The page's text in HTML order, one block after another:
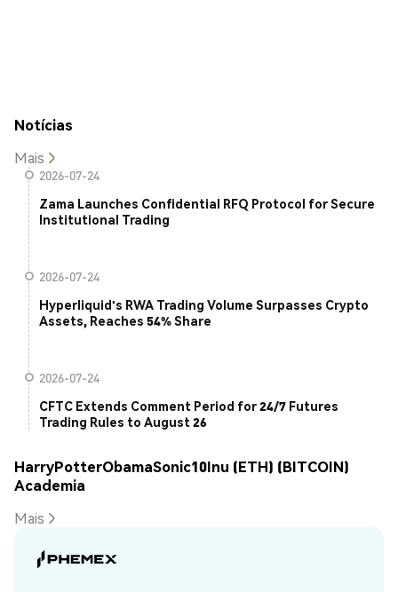
Notícias
Mais
2026-07-24
Zama Launches Confidential RFQ Protocol for Secure
Institutional Trading
2026-07-24
Hyperliquid's RWA Trading Volume Surpasses Crypto
Assets, Reaches 54% Share
2026-07-24
CFTC Extends Comment Period for 24/7 Futures
Trading Rules to August 26
HarryPotterObamaSonic10Inu (ETH) (BITCOIN)
Academia
Mais